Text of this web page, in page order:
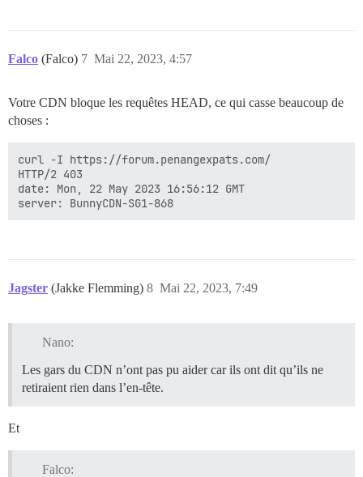
Falco (Falco) Mai 22, 2023, 4:57
7
Votre CDN bloque les requêtes HEAD, ce qui casse beaucoup de
choses :
curl -I https://
HTTP/2 403
date: Mon, 22 May 2023 16:56:12 GMT
Jagster (Jakke Flemming) Mai 22, 2023, 7:49
8
Nano:
Les gars du CDN n’ont pas pu aider car ils ont dit qu’ils ne
retiraient rien dans l’en-tête.
Et
Falco: